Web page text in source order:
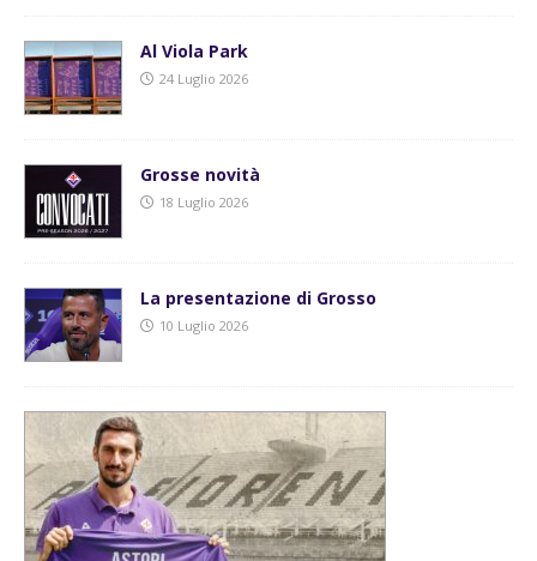
Al Viola Park
24 Luglio 2026
Grosse novità
18 Luglio 2026
La presentazione di Grosso
10 Luglio 2026